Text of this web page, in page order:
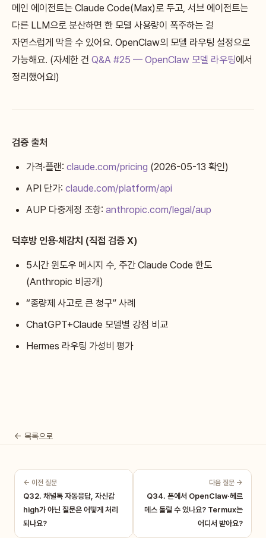
메인 에이전트는 Claude Code(Max)로 두고, 서브 에이전트는
다른 LLM으로 분산하면 한 모델 사용량이 폭주하는 걸
자연스럽게 막을 수 있어요. OpenClaw의 모델 라우팅 설정으로
가능해요. (자세한 건 Q&A #25 — OpenClaw 모델 라우팅에서
정리했어요!)
검증 출처
가격·플랜: claude.com/pricing (2026-05-13 확인)
API 단가: claude.com/platform/api
AUP 다중계정 조항: anthropic.com/legal/aup
덕후방 인용·체감치 (직접 검증 X)
5시간 윈도우 메시지 수, 주간 Claude Code 한도
(Anthropic 비공개)
“종량제 사고로 큰 청구” 사례
ChatGPT+Claude 모델별 강점 비교
Hermes 라우팅 가성비 평가
← 목록으로
← 이전 질문
Q32. 채널톡 자동응답, 자신감
high가 아닌 질문은 어떻게 처리
되나요?
다음 질문 →
Q34. 폰에서 OpenClaw·헤르
메스 돌릴 수 있나요? Termux는
어디서 받아요?